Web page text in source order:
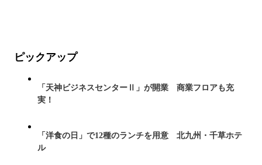
ピックアップ
「天神ビジネスセンターⅡ」が開業 商業フロアも充
実！
「洋食の日」で12種のランチを用意 北九州・千草ホテ
ル